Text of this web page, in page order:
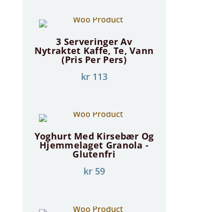
3 Serveringer Av
Nytraktet Kaffe, Te, Vann
(Pris Per Pers)
kr113
Yoghurt Med Kirsebær Og
Hjemmelaget Granola -
Glutenfri
kr59